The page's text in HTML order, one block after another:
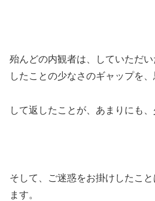
殆んどの内観者は、していただ
したことの少なさのギャップを、
して返したことが、あまりにも、
そして、ご迷惑をお掛けしたこ
ます。